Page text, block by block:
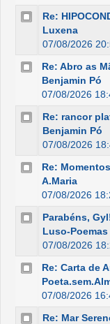
Re:
Luxena
07/08/2026
Re: Abro as
Benjamin Pó
07/08/2026
Re: rancor
Benjamin Pó
07/08/2026
Re:
A.Maria
07/08/2026
Parabéns,
Luso-Poemas
07/08/2026
Re: Carta de
07/08/2026
Re: Mar